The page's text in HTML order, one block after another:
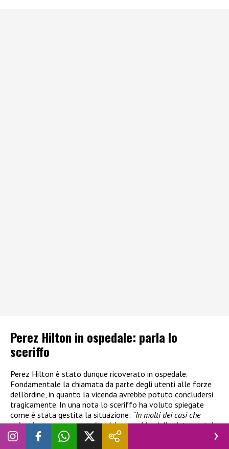
Perez Hilton in ospedale: parla lo
sceriffo
Perez Hilton è stato dunque ricoverato in ospedale.
Fondamentale la chiamata da parte degli utenti alle forze
dell’ordine, in quanto la vicenda avrebbe potuto concludersi
tragicamente. In una nota lo sceriffo ha voluto spiegate
come è stata gestita la situazione: “In molti dei casi che
coinvolgono una persona in crisi per problemi di salute mentale
o che sta mettendo attivamente in pericolo la propria
incolumità, gli agenti danno priorità alla de-escalation, creando